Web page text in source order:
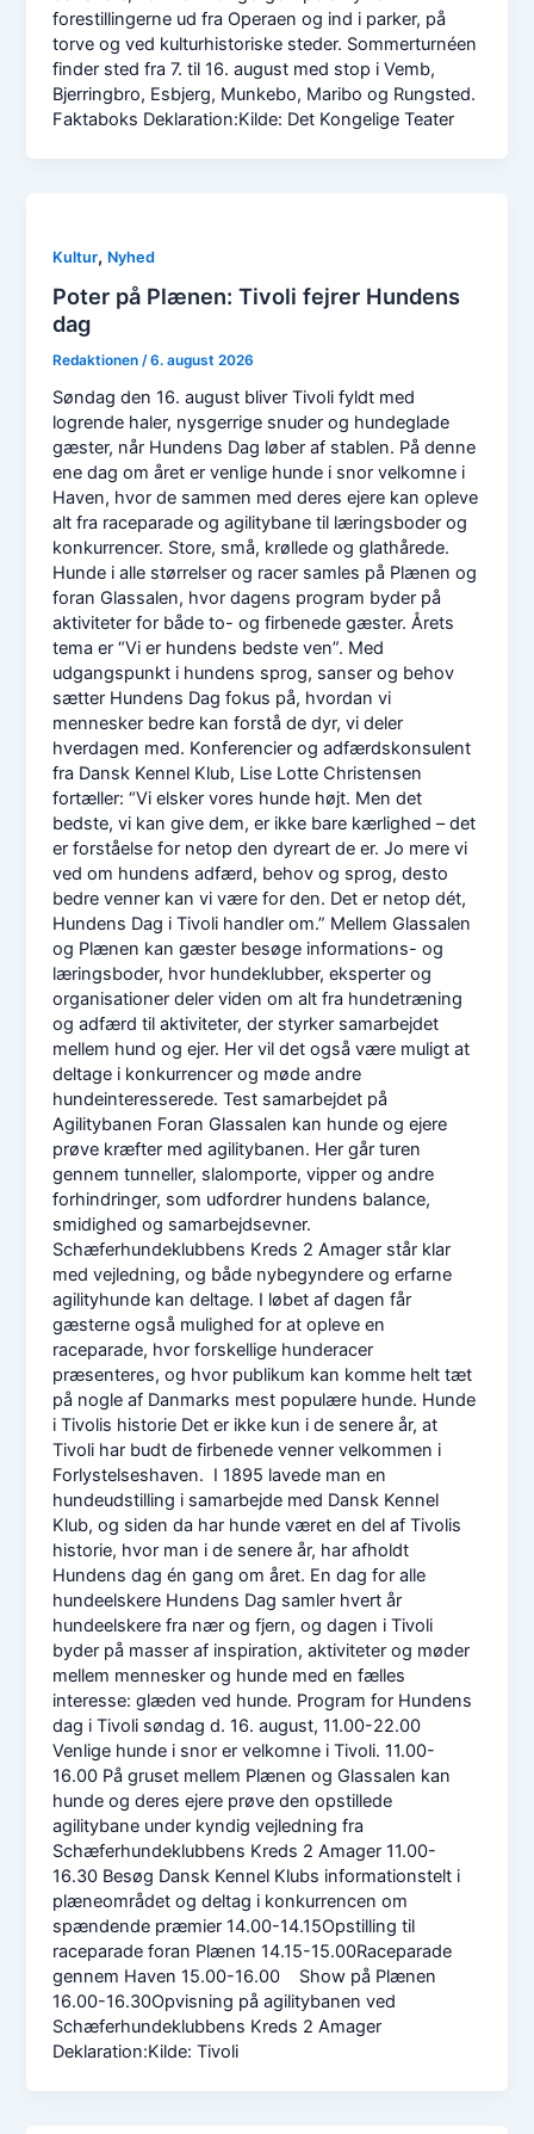
forestillingerne ud fra Operaen og ind i parker, på
torve og ved kulturhistoriske steder. Sommerturnéen
finder sted fra 7. til 16. august med stop i Vemb,
Bjerringbro, Esbjerg, Munkebo, Maribo og Rungsted.
Faktaboks Deklaration:Kilde: Det Kongelige Teater
Kultur, Nyhed
Poter på Plænen: Tivoli fejrer Hundens
dag
Redaktionen/6. august 2026
Søndag den 16. august bliver Tivoli fyldt med
logrende haler, nysgerrige snuder og hundeglade
gæster, når Hundens Dag løber af stablen. På denne
ene dag om året er venlige hunde i snor velkomne i
Haven, hvor de sammen med deres ejere kan opleve
alt fra raceparade og agilitybane til læringsboder og
konkurrencer. Store, små, krøllede og glathårede.
Hunde i alle størrelser og racer samles på Plænen og
foran Glassalen, hvor dagens program byder på
aktiviteter for både to- og firbenede gæster. Årets
tema er “Vi er hundens bedste ven”. Med
udgangspunkt i hundens sprog, sanser og behov
sætter Hundens Dag fokus på, hvordan vi
mennesker bedre kan forstå de dyr, vi deler
hverdagen med. Konferencier og adfærdskonsulent
fra Dansk Kennel Klub, Lise Lotte Christensen
fortæller: “Vi elsker vores hunde højt. Men det
bedste, vi kan give dem, er ikke bare kærlighed – det
er forståelse for netop den dyreart de er. Jo mere vi
ved om hundens adfærd, behov og sprog, desto
bedre venner kan vi være for den. Det er netop dét,
Hundens Dag i Tivoli handler om.” Mellem Glassalen
og Plænen kan gæster besøge informations- og
læringsboder, hvor hundeklubber, eksperter og
organisationer deler viden om alt fra hundetræning
og adfærd til aktiviteter, der styrker samarbejdet
mellem hund og ejer. Her vil det også være muligt at
deltage i konkurrencer og møde andre
hundeinteresserede. Test samarbejdet på
Agilitybanen Foran Glassalen kan hunde og ejere
prøve kræfter med agilitybanen. Her går turen
gennem tunneller, slalomporte, vipper og andre
forhindringer, som udfordrer hundens balance,
smidighed og samarbejdsevner.
Schæferhundeklubbens Kreds 2 Amager står klar
med vejledning, og både nybegyndere og erfarne
agilityhunde kan deltage. I løbet af dagen får
gæsterne også mulighed for at opleve en
raceparade, hvor forskellige hunderacer
præsenteres, og hvor publikum kan komme helt tæt
på nogle af Danmarks mest populære hunde. Hunde
i Tivolis historie Det er ikke kun i de senere år, at
Tivoli har budt de firbenede venner velkommen i
Forlystelseshaven. I 1895 lavede man en
hundeudstilling i samarbejde med Dansk Kennel
Klub, og siden da har hunde været en del af Tivolis
historie, hvor man i de senere år, har afholdt
Hundens dag én gang om året. En dag for alle
hundeelskere Hundens Dag samler hvert år
hundeelskere fra nær og fjern, og dagen i Tivoli
byder på masser af inspiration, aktiviteter og møder
mellem mennesker og hunde med en fælles
interesse: glæden ved hunde. Program for Hundens
dag i Tivoli søndag d. 16. august, 11.00-22.00
Venlige hunde i snor er velkomne i Tivoli. 11.00-
16.00 På gruset mellem Plænen og Glassalen kan
hunde og deres ejere prøve den opstillede
agilitybane under kyndig vejledning fra
Schæferhundeklubbens Kreds 2 Amager 11.00-
16.30 Besøg Dansk Kennel Klubs informationstelt i
plæneområdet og deltag i konkurrencen om
spændende præmier 14.00-14.15Opstilling til
raceparade foran Plænen 14.15-15.00Raceparade
gennem Haven 15.00-16.00 Show på Plænen
16.00-16.30Opvisning på agilitybanen ved
Schæferhundeklubbens Kreds 2 Amager
Deklaration:Kilde: Tivoli